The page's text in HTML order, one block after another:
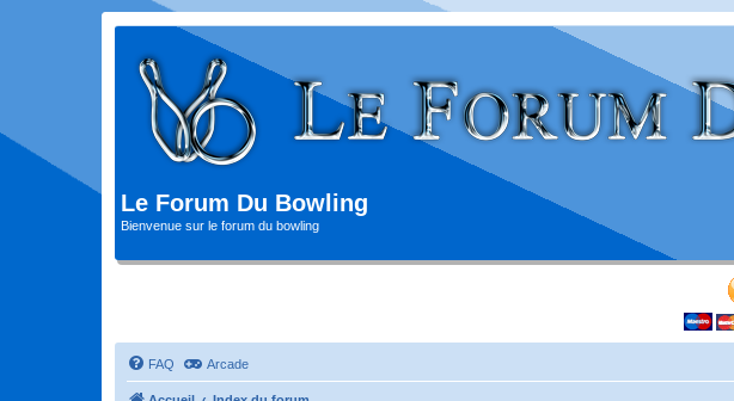
Le Forum Du Bowling
Bienvenue sur le forum du bowling
FAQ Arcade